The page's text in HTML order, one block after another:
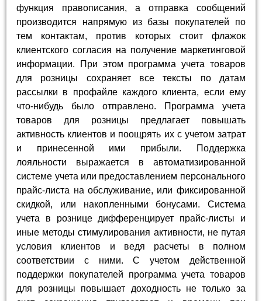
функция правописания, а отправка сообщений
производится напрямую из базы покупателей по
тем контактам, против которых стоит флажок
клиентского согласия на получение маркетинговой
информации. При этом программа учета товаров
для розницы сохраняет все тексты по датам
рассылки в профайле каждого клиента, если ему
что-нибудь было отправлено. Программа учета
товаров для розницы предлагает повышать
активность клиентов и поощрять их с учетом затрат
и принесенной ими прибыли. Поддержка
лояльности выражается в автоматизированной
системе учета или предоставлением персонального
прайс-листа на обслуживание, или фиксированной
скидкой, или накопленными бонусами. Система
учета в рознице дифференцирует прайс-листы и
иные методы стимулирования активности, не путая
условия клиентов и ведя расчеты в полном
соответствии с ними. С учетом действенной
поддержки покупателей программа учета товаров
для розницы повышает доходность не только за